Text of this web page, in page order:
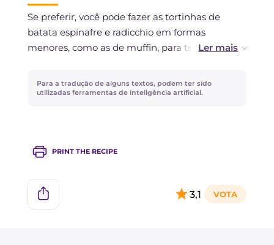
Se preferir, você pode fazer as tortinhas de
batata espinafre e radicchio em formas
menores, como as de muffin, para transformá-
assadeira maior como um molde único.
Para a tradução de alguns textos, podem ter sido
utilizadas ferramentas de inteligência artificial.
PRINT THE RECIPE
3,1